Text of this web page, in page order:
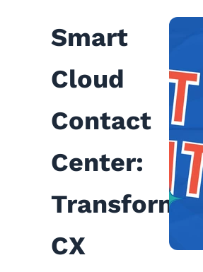
Smart
Cloud
Contact
Center:
Transformasi
CX